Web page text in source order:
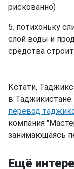
рискованно)
5. потихоньку
слой воды и
средства
Кстати,
в
перевод
компания
занимающаясь
Ещё